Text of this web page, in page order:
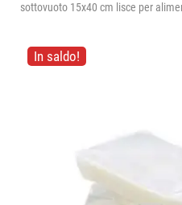
sottovuoto 15x40 cm lisce per
In saldo!